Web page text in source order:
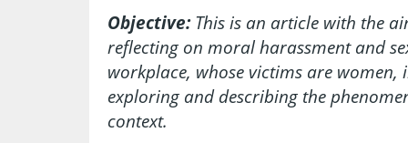
Objective:This is an article with the
reflecting on moral harassment and
workplace, whose victims are
exploring and describing the
context.